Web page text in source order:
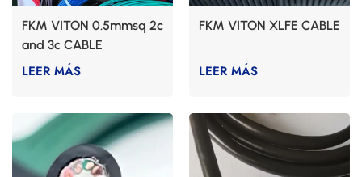
FKM VITON 0.5mmsq 2c
and 3c CABLE
LEER MÁS
FKM VITON XLFE CABLE
LEER MÁS